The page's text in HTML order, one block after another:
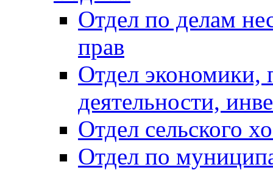
Отдел по делам
прав
Отдел экономики,
деятельности,
Отдел сельского
Отдел по